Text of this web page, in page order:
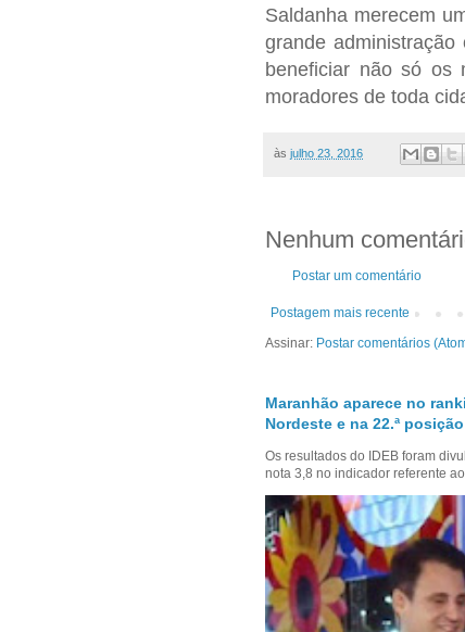
Saldanha merecem
grande
beneficiar não só os
moradores de toda
às julho 23, 2016
Nenhum
Postar um comentário
Postagem mais recente
Assinar: Postar comentários
Maranhão aparece no
Nordeste e na 22.ª
Os resultados do IDEB foram
nota 3,8 no indicador referente